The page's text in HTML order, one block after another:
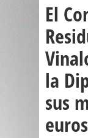
El
la
sus
euros